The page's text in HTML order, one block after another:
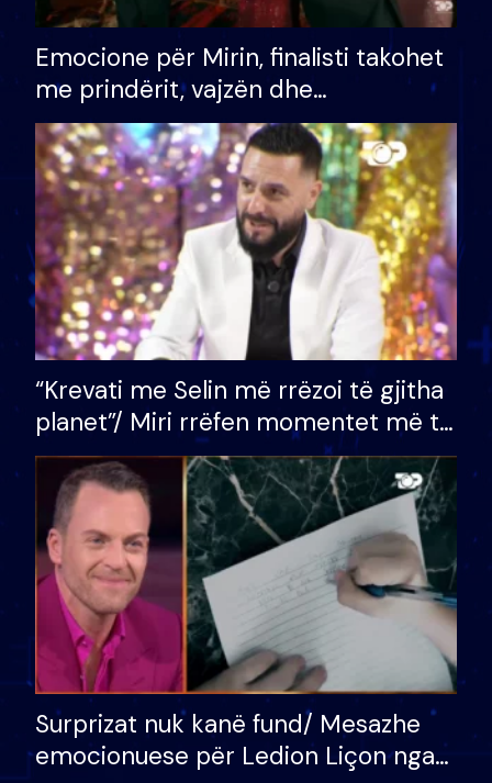
Emocione për Mirin, finalisti takohet
me prindërit, vajzën dhe
bashkëshorten: S’kemi ndonjë letër
divorci apo jo?
“Krevati me Selin më rrëzoi të gjitha
planet”/ Miri rrëfen momentet më të
bukura në shtëpinë e BB VIP: Do më
mungojë zilja e mëngjesit kur…
Surprizat nuk kanë fund/ Mesazhe
emocionuese për Ledion Liçon nga